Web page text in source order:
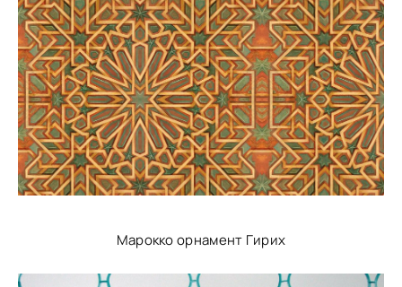
Марокко орнамент Гирих